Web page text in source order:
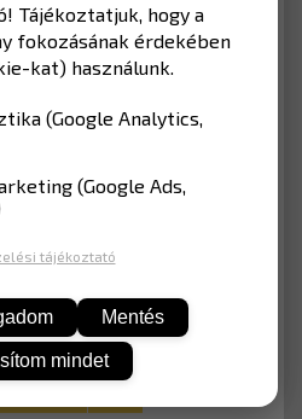
terület)
Tájékoztatjuk, hogy a
fokozásának érdekében
kat) használunk.
(Google Analytics,
(Google Ads,
tájékoztató
Mentés
mindet